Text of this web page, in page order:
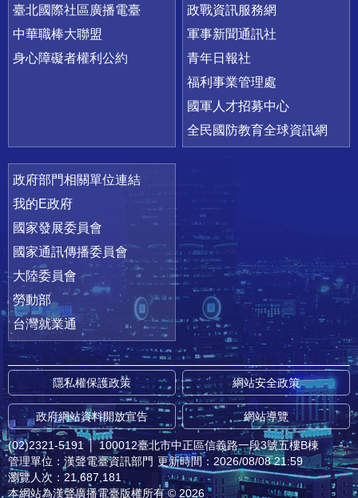
臺北國際社區廣播電臺
中華職棒大聯盟
身心障礙者權利公約
政戰資訊服務網
軍事新聞通訊社
青年日報社
福利事業管理處
國軍人才招募中心
全民國防教育全球資訊網
政府部門相關單位連結
我的E政府
國家發展委員會
國家通訊傳播委員會
大陸委員會
勞動部
台灣就業通
隱私權保護政策 網站安全政策
政府網站資料開放宣告 網站導覽
(02)2321-5191 │ 100012臺北市中正區信義路一段3號五樓B棟
管理單位：漢聲電臺資訊部門 更新時間：2026/08/08 21:59
瀏覽人次：21,687,181
本網站為漢聲廣播電臺版權所有 © 2026